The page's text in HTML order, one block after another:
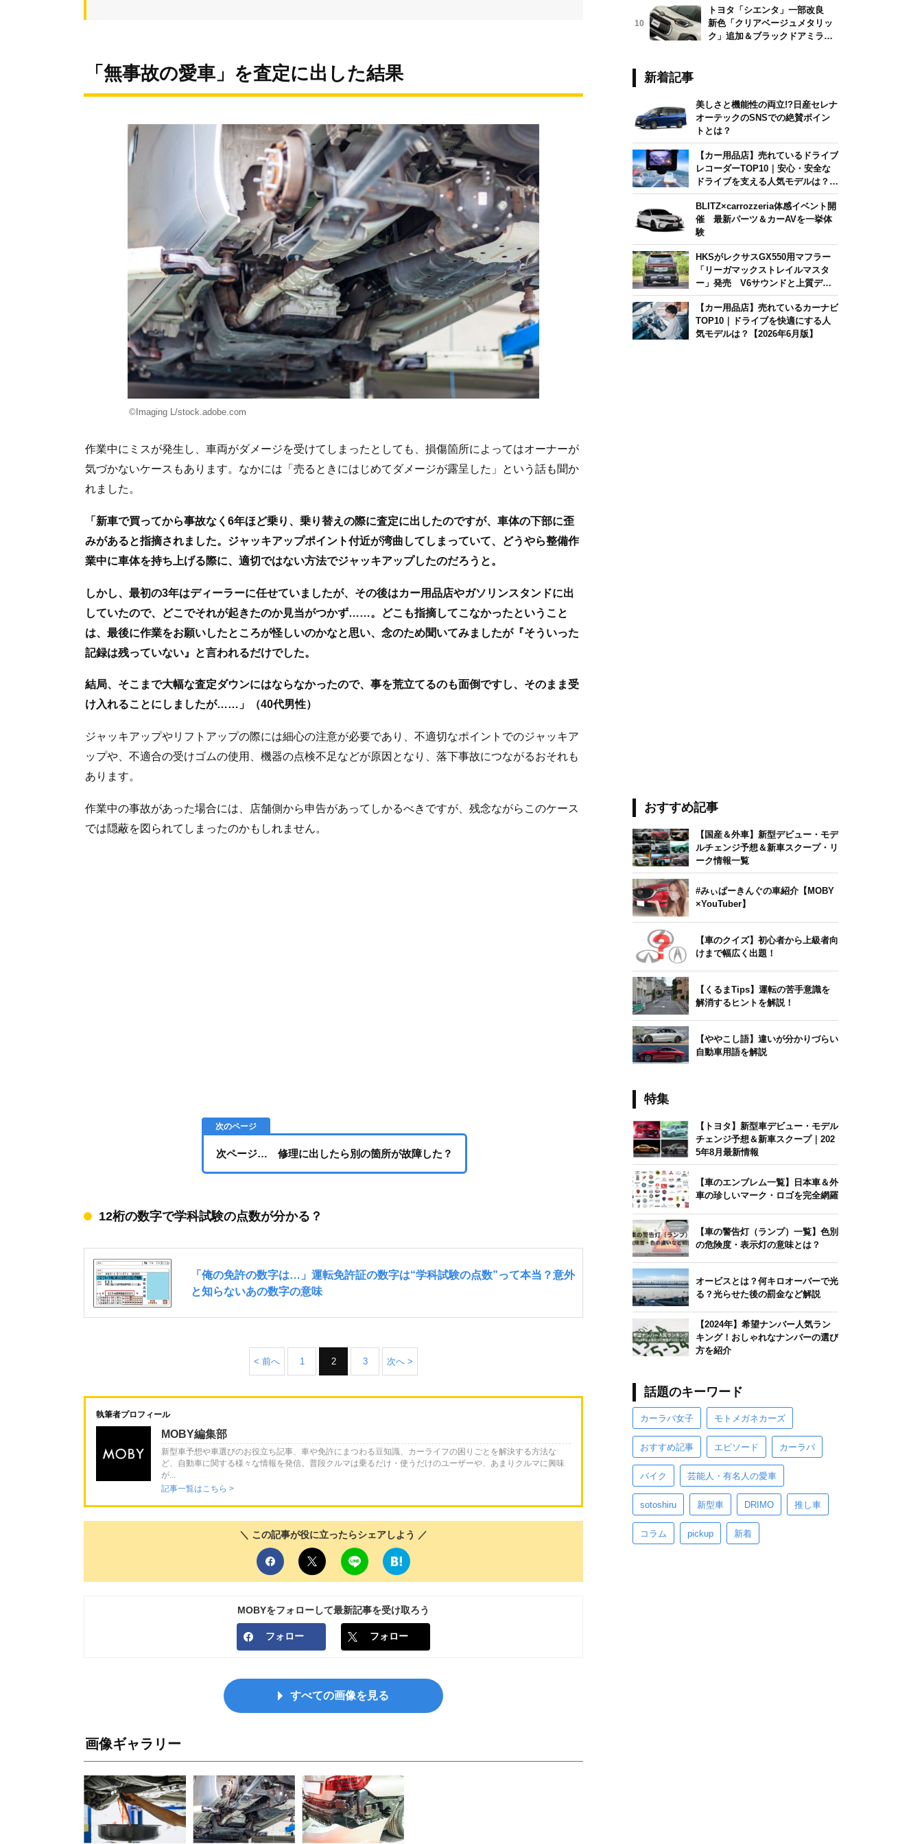
「無事故の愛車」を査定に出した結果
©Imaging L/stock.adobe.com
作業中にミスが発生し、車両がダメージを受けてしまったとしても、損傷箇所によってはオーナーが
気づかないケースもあります。なかには「売るときにはじめてダメージが露呈した」という話も聞か
れました。
「新車で買ってから事故なく6年ほど乗り、乗り替えの際に査定に出したのですが、車体の下部に歪
みがあると指摘されました。ジャッキアップポイント付近が湾曲してしまっていて、どうやら整備作
業中に車体を持ち上げる際に、適切ではない方法でジャッキアップしたのだろうと。
しかし、最初の3年はディーラーに任せていましたが、その後はカー用品店やガソリンスタンドに出
していたので、どこでそれが起きたのか見当がつかず……。どこも指摘してこなかったということ
は、最後に作業をお願いしたところが怪しいのかなと思い、念のため聞いてみましたが『そういった
記録は残っていない』と言われるだけでした。
結局、そこまで大幅な査定ダウンにはならなかったので、事を荒立てるのも面倒ですし、そのまま受
け入れることにしましたが……」（40代男性）
ジャッキアップやリフトアップの際には細心の注意が必要であり、不適切なポイントでのジャッキア
ップや、不適合の受けゴムの使用、機器の点検不足などが原因となり、落下事故につながるおそれも
あります。
作業中の事故があった場合には、店舗側から申告があってしかるべきですが、残念ながらこのケース
では隠蔽を図られてしまったのかもしれません。
次ページ… 修理に出したら別の箇所が故障した？
12桁の数字で学科試験の点数が分かる？
< 前へ 1 2 3 次へ >
執筆者プロフィール
MOBY編集部
新型車予想や車選びのお役立ち記事、車や免許にまつわる豆知識、カーライフの困りごとを解決する方法な
ど、自動車に関する様々な情報を発信。普段クルマは乗るだけ・使うだけのユーザーや、あまりクルマに興味
が...
記事一覧はこちら >
＼ この記事が役に立ったらシェアしよう ／
MOBYをフォローして最新記事を受け取ろう
フォロー フォロー
すべての画像を見る
画像ギャラリー
10
トヨタ「シエンタ」一部改良
新色「クリアベージュメタリッ
ク」追加＆ブラックドアミラー
新着記事
美しさと機能性の両立!?日産セレナ
オーテックのSNSでの絶賛ポイン
トとは？
【カー用品店】売れているドライブ
レコーダーTOP10｜安心・安全な
ドライブを支える人気モデルは？
【2026年6月版】
BLITZ×carrozzeria体感イベント開
催 最新パーツ＆カーAVを一挙体
験
HKSがレクサスGX550用マフラー
「リーガマックストレイルマスタ
ー」発売 V6サウンドと上質デザ
インを両立
【カー用品店】売れているカーナビ
TOP10｜ドライブを快適にする人
気モデルは？【2026年6月版】
おすすめ記事
【国産＆外車】新型デビュー・モデ
ルチェンジ予想＆新車スクープ・リ
ーク情報一覧
#みぃぱーきんぐの車紹介【MOBY
×YouTuber】
【車のクイズ】初心者から上級者向
けまで幅広く出題！
【くるまTips】運転の苦手意識を
解消するヒントを解説！
【ややこし語】違いが分かりづらい
自動車用語を解説
特集
【トヨタ】新型車デビュー・モデル
チェンジ予想＆新車スクープ｜202
5年8月最新情報
【車のエンブレム一覧】日本車＆外
車の珍しいマーク・ロゴを完全網羅
【車の警告灯（ランプ）一覧】色別
の危険度・表示灯の意味とは？
オービスとは？何キロオーバーで光
る？光らせた後の罰金など解説
【2024年】希望ナンバー人気ラン
キング！おしゃれなナンバーの選び
方を紹介
話題のキーワード
カーラバ女子 モトメガネカーズ
おすすめ記事 エピソード カーラバ
バイク 芸能人・有名人の愛車
sotoshiru 新型車 DRIMO 推し車
コラム pickup 新着